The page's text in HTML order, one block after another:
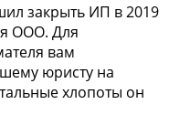
закрыть ИП в 2019
ООО. Для
вам
юристу на
хлопоты он